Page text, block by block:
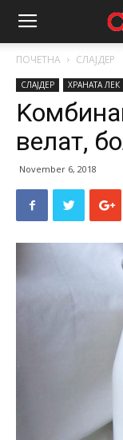
ПОЧЕТНА СЛАЈДЕР
СЛАЈДЕР ХРАНАТА ЛЕК
велат,
November 6, 2018